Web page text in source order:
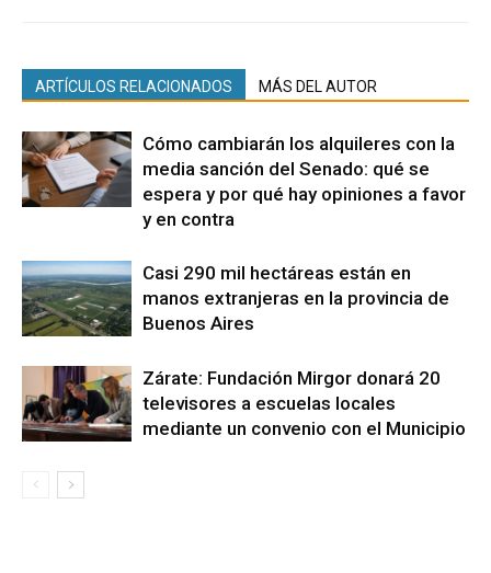
ARTÍCULOS RELACIONADOS MÁS DEL AUTOR
Cómo cambiarán los alquileres con la
media sanción del Senado: qué se
espera y por qué hay opiniones a favor
y en contra
Casi 290 mil hectáreas están en
manos extranjeras en la provincia de
Buenos Aires
Zárate: Fundación Mirgor donará 20
televisores a escuelas locales
mediante un convenio con el Municipio